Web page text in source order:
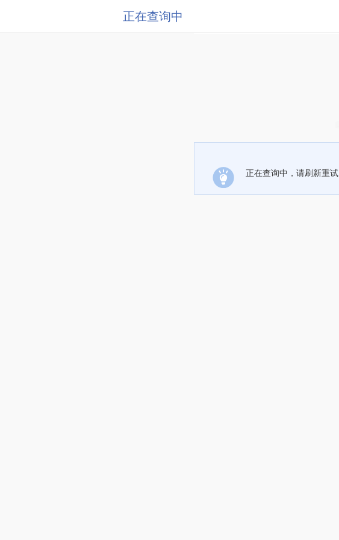
正在查询中
正在查询中，请刷新重试